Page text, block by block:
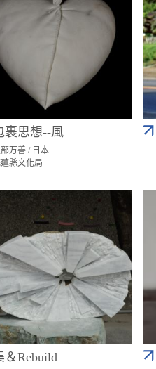
裹思想--風
万善 / 日本
縣文化局
＆Rebuild